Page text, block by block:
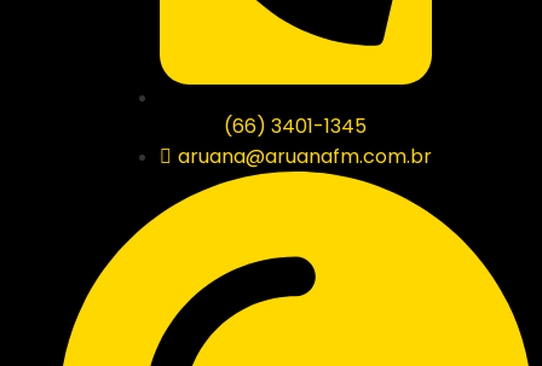
(66) 3401-1345
aruana@aruanafm.com.br